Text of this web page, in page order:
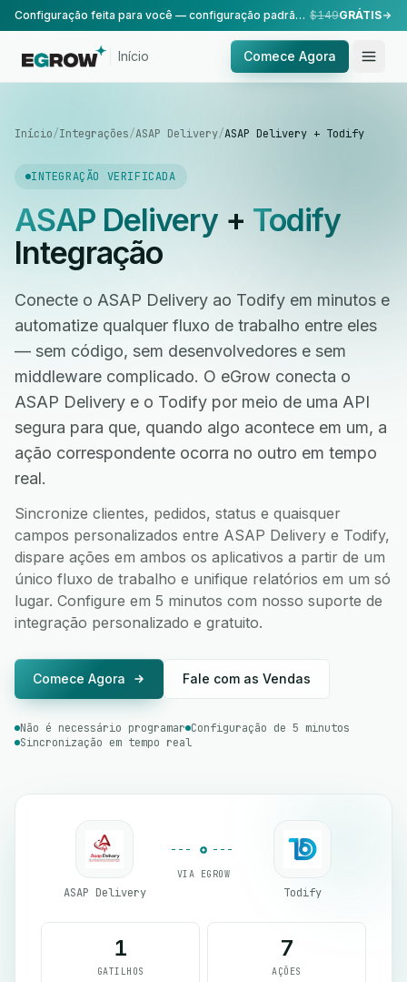
Configuração feita para você — configuração padrão, realizada pela nossa equipe. $149GRÁTIS
Início Comece Agora
Início/Integrações/ASAP Delivery/ASAP Delivery + Todify
INTEGRAÇÃO VERIFICADA
ASAP Delivery+ Todify
Integração
Conecte o ASAP Delivery ao Todify em minutos e
automatize qualquer fluxo de trabalho entre eles
— sem código, sem desenvolvedores e sem
middleware complicado. O eGrow conecta o
ASAP Delivery e o Todify por meio de uma API
segura para que, quando algo acontece em um, a
ação correspondente ocorra no outro em tempo
real.
Sincronize clientes, pedidos, status e quaisquer
campos personalizados entre ASAP Delivery e Todify,
dispare ações em ambos os aplicativos a partir de um
único fluxo de trabalho e unifique relatórios em um só
lugar. Configure em 5 minutos com nosso suporte de
integração personalizado e gratuito.
Comece Agora Fale com as Vendas
Não é necessário programar Configuração de 5 minutos
Sincronização em tempo real
ASAP Delivery
VIA EGROW
Todify
1
GATILHOS
7
AÇÕES